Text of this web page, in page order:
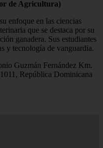
de Agricultura)
enfoque en las ciencias
que se destaca por su
ganadera. Sus estudiantes
y tecnología de vanguardia.
Guzmán Fernández Km.
República Dominicana